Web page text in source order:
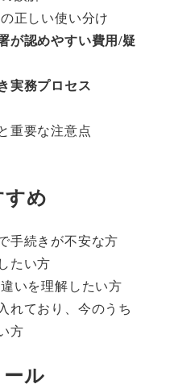
正しい使い分け
が認めやすい費用/疑
実務プロセス
重要な注意点
すめ
手続きが不安な方
たい方
いを理解したい方
れており、今のうち
方
ル